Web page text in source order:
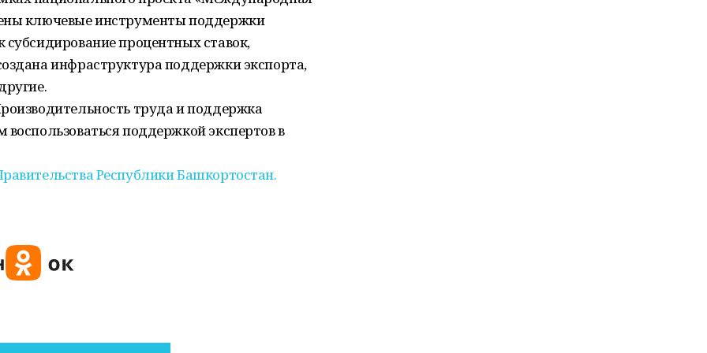
ключевые инструменты поддержки
процентных ставок,
инфраструктура поддержки экспорта,
труда и поддержка
поддержкой экспертов в
Республики Башкортостан.